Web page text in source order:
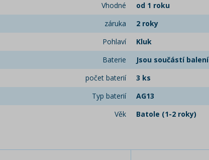
Vhodné
od 1 roku
záruka
2 roky
Pohlaví
Kluk
Baterie
Jsou součástí balení
počet baterií
3 ks
Typ baterií
AG13
Věk
Batole (1-2 roky)